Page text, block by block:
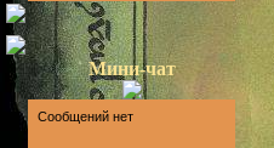
Мини-чат